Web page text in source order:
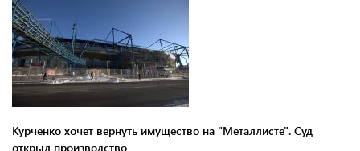
Курченко хочет вернуть имущество на "Металлисте". Суд
открыл производство